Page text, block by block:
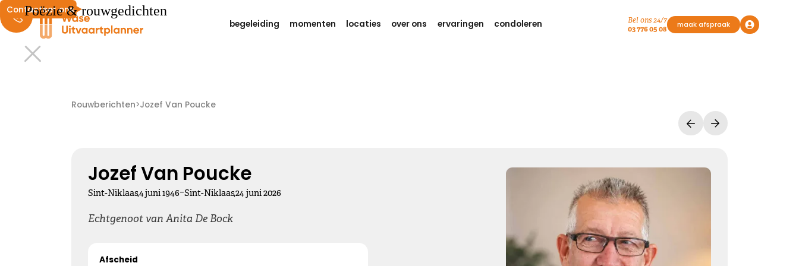
begeleiding momenten locaties over ons ervaringen condoleren
Bel ons 24/7
03 776 05 08
maak afspraak
Contacteer ons
Rouwberichten>Jozef Van Poucke
Jozef Van Poucke
Sint-Niklaas,4juni 1946-Sint-Niklaas,24juni 2026
Echtgenoot van Anita De Bock
Afscheid
Poëzie & rouwgedichten
Liefdevolle herinneringen
dwarrelen door je hoofd en landen in je hart ...
Nooit meer hier, maar altijd bij ons.
Liefde geeft troost
Waar rouw is, is liefde. Waar liefde is, geven